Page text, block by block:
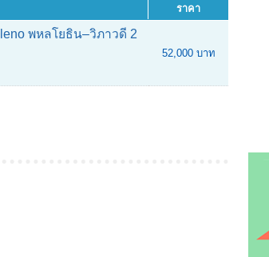
ราคา
พหลโยธิน–วิภาวดี 2
52,000 บาท